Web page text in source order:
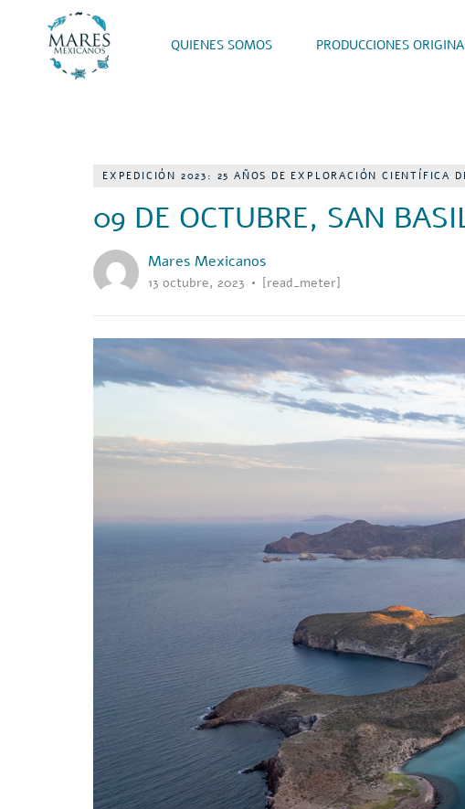
QUIENES SOMOS PRODUCCIONES
EXPEDICIÓN 2023: 25 AÑOS DE EXPLORACIÓN CIENTÍFICA
09 DE OCTUBRE, SAN
Mares Mexicanos
13 octubre, 2023 [read_meter]